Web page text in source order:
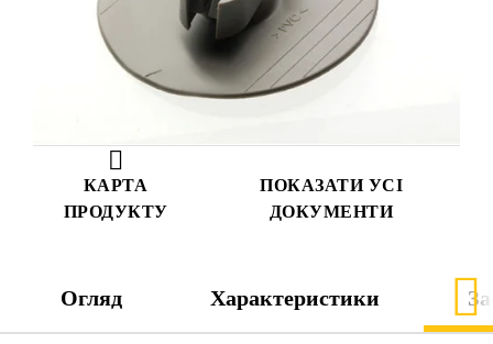
КАРТА
ПРОДУКТУ
ПОКАЗАТИ УСІ
ДОКУМЕНТИ
Огляд Характеристики